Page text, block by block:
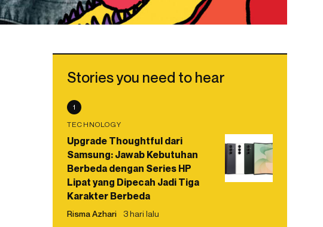
Stories you need to hear
1
TECHNOLOGY
Upgrade Thoughtful dari
Samsung: Jawab Kebutuhan
Berbeda dengan Series HP
Lipat yang Dipecah Jadi Tiga
Karakter Berbeda
Risma Azhari 3 hari lalu